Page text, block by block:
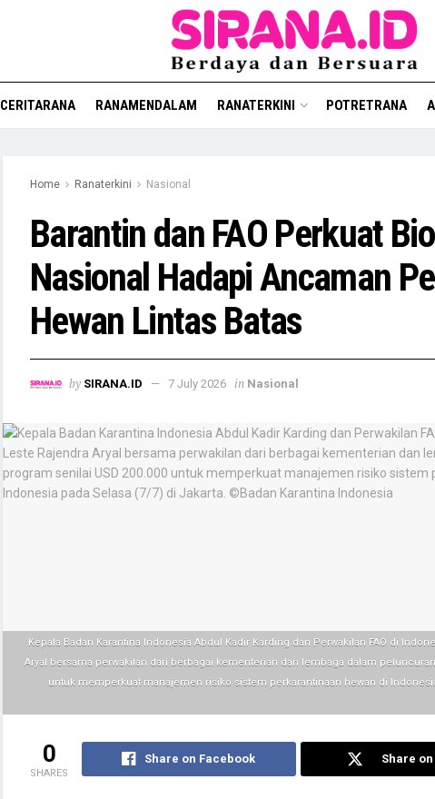
CERITARANA RANAMENDALAM RANATERKINI POTRETRANA
Home Ranaterkini Nasional
Barantin dan FAO Perkuat
Nasional Hadapi Ancaman
Hewan Lintas Batas
by SIRANA.ID 7 July 2026 in Nasional
Kepala Badan Karantina Indonesia Abdul Kadir Karding dan Perwakilan FAO di
Aryal bersama perwakilan dari berbagai kementerian dan lembaga dalam
untuk memperkuat manajemen risiko sistem perkarantinaan hewan di
0
SHARES
Share on Facebook Share